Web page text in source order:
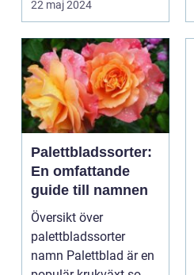
22 maj 2024
Palettbladssorter:
En omfattande
guide till namnen
Översikt över
palettbladssorter
namn Palettblad är en